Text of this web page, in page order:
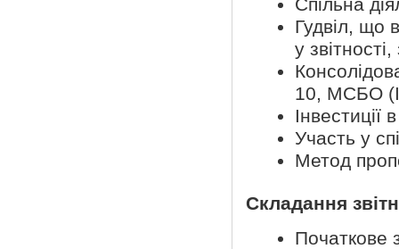
Гудвіл, що
у
10, МСБО
Участь у
Метод
Складання